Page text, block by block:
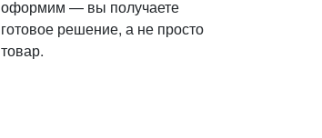
оформим — вы получаете
готовое решение, а не просто
товар.